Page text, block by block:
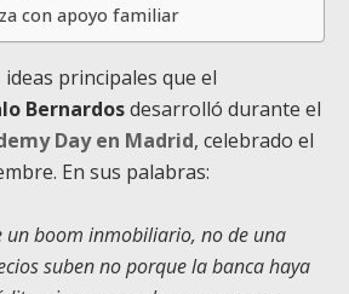
con apoyo familiar
principales que el
Bernardosdesarrolló durante el
Day en Madrid, celebrado el
En sus palabras:
un boom inmobiliario, no de una
suben no porque la banca haya